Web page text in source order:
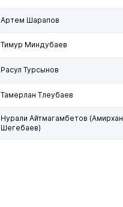
Артем Шарапов
Тимур Миндубаев
Расул Турсынов
Тамерлан Тлеубаев
Нурали Айтмагамбетов (Амирхан
Шегебаев)